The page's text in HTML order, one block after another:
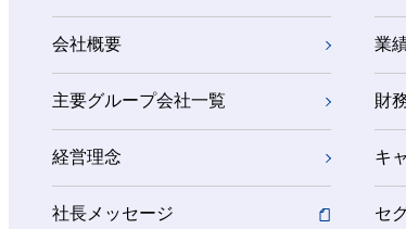
会社概要
主要グループ会社一覧
経営理念
社長メッセージ
業
財
キ
セ